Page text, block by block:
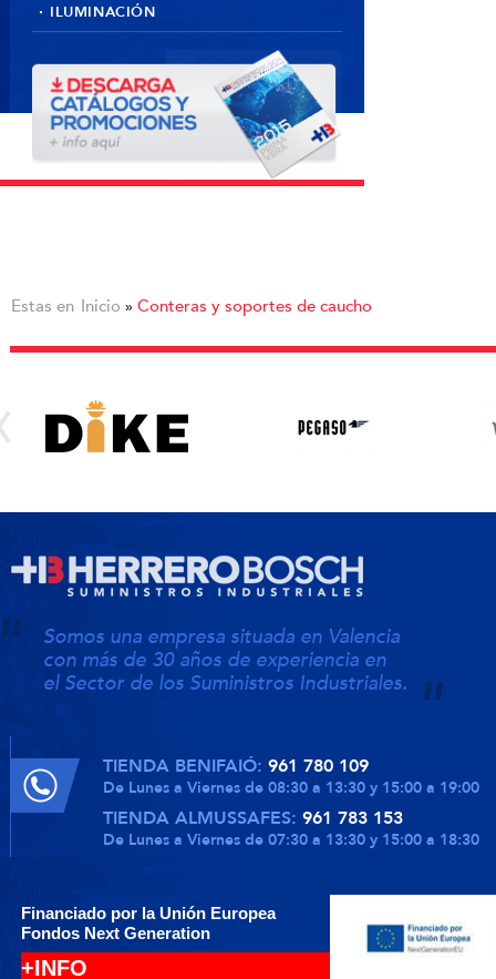
ILUMINACIÓN
Estas en Inicio » Conteras y soportes de caucho
Somos una empresa situada en Valencia
con más de 30 años de experiencia en
el Sector de los Suministros Industriales.
TIENDA BENIFAIÓ: 961 780 109
De Lunes a Viernes de 08:30 a 13:30 y 15:00 a 19:00
TIENDA ALMUSSAFES: 961 783 153
De Lunes a Viernes de 07:30 a 13:30 y 15:00 a 18:30
Financiado por la Unión Europea
Fondos Next Generation
+INFO